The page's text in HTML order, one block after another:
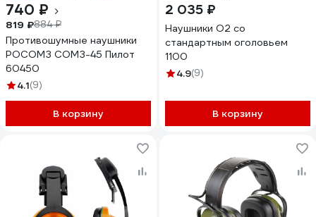
740 ₽
819 ₽884 ₽
Противошумные наушники
РОСОМЗ СОМЗ-45 Пилот
60450
4.1(9)
В корзину
2 035 ₽
Наушники О2 со
стандартным оголовьем
1100
4.9(9)
В корзину